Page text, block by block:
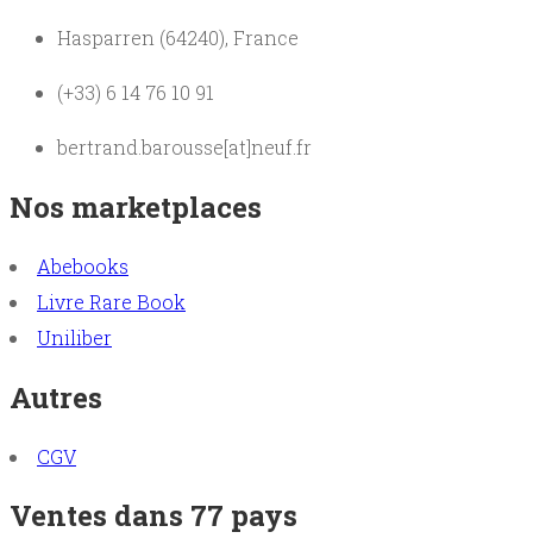
Hasparren (64240), France
(+33) 6 14 76 10 91
bertrand.barousse[at]neuf.fr
Nos marketplaces
Abebooks
Livre Rare Book
Uniliber
Autres
CGV
Ventes dans 77 pays